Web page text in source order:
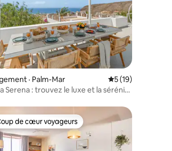
de 5 sur 5, 5 commentaires
· Palm-Mar Note moyenne de
5 (19)
Serena : trouvez le luxe et la sérénité
de cœur voyageurs
de cœur voyageurs